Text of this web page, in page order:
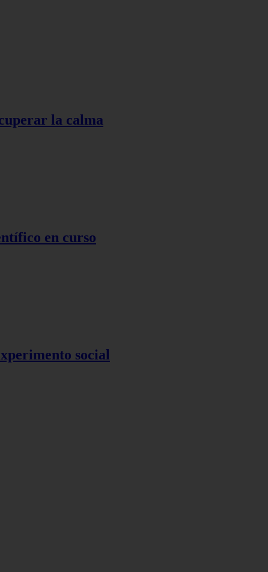
la calma
en curso
social